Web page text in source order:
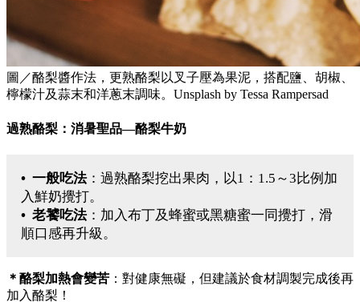
圖／酪梨醬作法，更熟酪梨以叉子壓為果泥，搭配鹽、胡椒、
檸檬汁及蒜末和洋蔥末調味。Unsplash by Tessa Rampersad
過熟酪梨：消暑聖品—酪梨牛奶
• 一般吃法：過熟酪梨挖出果肉，以1：1.5～3比例加
入鮮奶攪打。
• 老饕吃法：加入布丁及蜂蜜或黑糖蜜一同攪打，滑
順口感再升級。
＊酪梨加熱會變苦 ：對健康無礙，但建議於食材調製完成後再
加入酪梨！